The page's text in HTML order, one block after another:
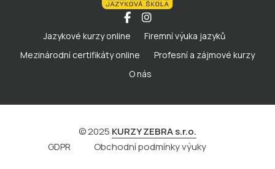
Jazykové kurzy online
Firemní výuka jazyků
Mezinárodní certifikáty online
Profesní a zájmové kurzy
O nás
© 2025 KURZY ZEBRA s.r.o.
GDPR
Obchodní podmínky výuky